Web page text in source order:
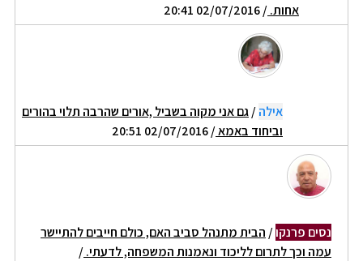
אחות./ 02/07/2016 20:41
אילה/גם אני מקוה בשביל ,אורים שהרבה תלוי בהורים
וביחוד באמא/ 02/07/2016 20:51
נסים פרנקו/ הבית מתנהל סביב האם, כולם חייבים להתיישר
עמה וכך לתרום לליכוד ונאמנות המשפחה, לדעתי./